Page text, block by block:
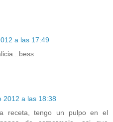
a las 17:49
2012 a las 18:38
receta, tengo un pulpo en el